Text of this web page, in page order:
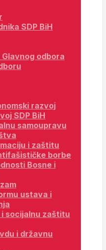
SDP BiH
odbora
razvoj
SDP BiH
samoupravu
i zaštitu
borbe
Bosne i
ustava i
socijalnu zaštitu
i državnu